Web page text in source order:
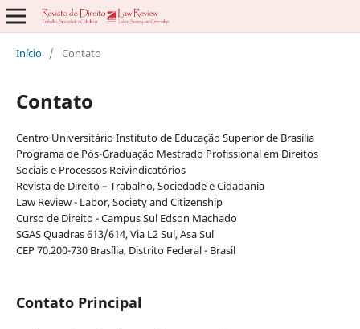
Início / Contato
Contato
Centro Universitário Instituto de Educação Superior de Brasília
Programa de Pós-Graduação Mestrado Profissional em Direitos
Sociais e Processos Reivindicatórios
Revista de Direito – Trabalho, Sociedade e Cidadania
Law Review - Labor, Society and Citizenship
Curso de Direito - Campus Sul Edson Machado
SGAS Quadras 613/614, Via L2 Sul, Asa Sul
CEP 70.200-730 Brasília, Distrito Federal - Brasil
Contato Principal